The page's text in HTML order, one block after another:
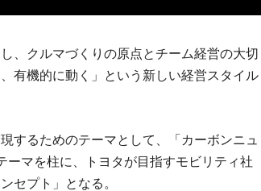
、クルマづくりの原点とチーム経営の大切
有機的に動く」という新しい経営スタイル
するためのテーマとして、「カーボンニュ
マを柱に、トヨタが目指すモビリティ社
セプト」となる。